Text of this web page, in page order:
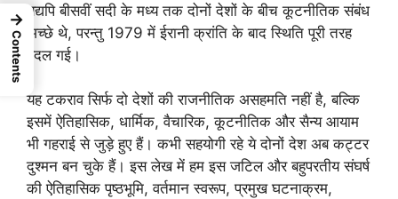
यद्यपि बीसवीं सदी के मध्य तक दोनों देशों के बीच कूटनीतिक संबंध
अच्छे थे, परन्तु 1979 में ईरानी क्रांति के बाद स्थिति पूरी तरह
बदल गई।
यह टकराव सिर्फ दो देशों की राजनीतिक असहमति नहीं है, बल्कि
इसमें ऐतिहासिक, धार्मिक, वैचारिक, कूटनीतिक और सैन्य आयाम
भी गहराई से जुड़े हुए हैं। कभी सहयोगी रहे ये दोनों देश अब कट्टर
दुश्मन बन चुके हैं। इस लेख में हम इस जटिल और बहुपरतीय संघर्ष
की ऐतिहासिक पृष्ठभूमि, वर्तमान स्वरूप, प्रमुख घटनाक्रम,
→
Contents